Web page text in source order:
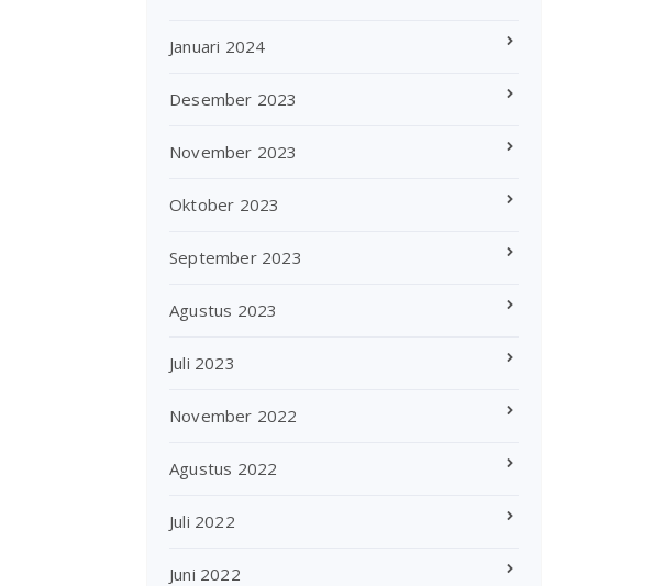
Januari 2024
Desember 2023
November 2023
Oktober 2023
September 2023
Agustus 2023
Juli 2023
November 2022
Agustus 2022
Juli 2022
Juni 2022